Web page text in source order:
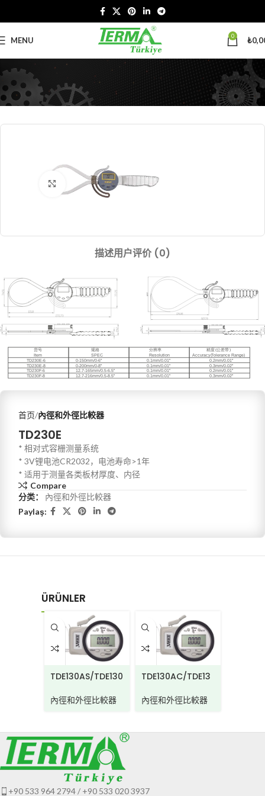
MENU 0 ₺
Click to enlarge
描述用户评价 (0)
首页 內徑和外徑比較器
TD230E
* 相对式容栅测量系统
* 3V锂电池CR2032，电池寿命>1年
* 适用于测量各类板材厚度、内径
Compare
分类：
內徑和外徑比較器
Paylaş:
ÜRÜNLER
TDE130AS/TDE130
內徑和外徑比較器
TDE130AC/TDE13
內徑和外徑比較器
+90 533 964 2794 / +90 533 020 3937